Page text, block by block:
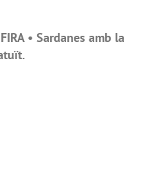
• Sardanes amb la